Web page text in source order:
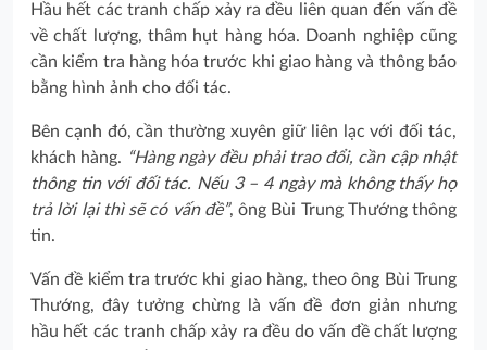
Hầu hết các tranh chấp xảy ra đều liên quan đến vấn đề
về chất lượng, thâm hụt hàng hóa. Doanh nghiệp cũng
cần kiểm tra hàng hóa trước khi giao hàng và thông báo
bằng hình ảnh cho đối tác.
Bên cạnh đó, cần thường xuyên giữ liên lạc với đối tác,
khách hàng. “Hàng ngày đều phải trao đổi, cần cập nhật
thông tin với đối tác. Nếu 3 – 4 ngày mà không thấy họ
trả lời lại thì sẽ có vấn đề”, ông Bùi Trung Thướng thông
tin.
Vấn đề kiểm tra trước khi giao hàng, theo ông Bùi Trung
Thướng, đây tưởng chừng là vấn đề đơn giản nhưng
hầu hết các tranh chấp xảy ra đều do vấn đề chất lượng